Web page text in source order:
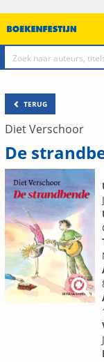
TERUG
Diet Verschoor
De